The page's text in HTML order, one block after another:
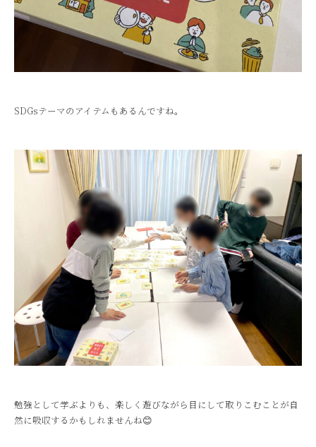
SDGsテーマの アイテムもあるんですね。
勉強として学ぶよりも、楽しく遊びながら目にして取りこむことが自
然に吸収するかもしれませんね😊